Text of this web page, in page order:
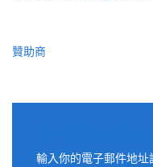
贊助商
輸入你的電子郵件地